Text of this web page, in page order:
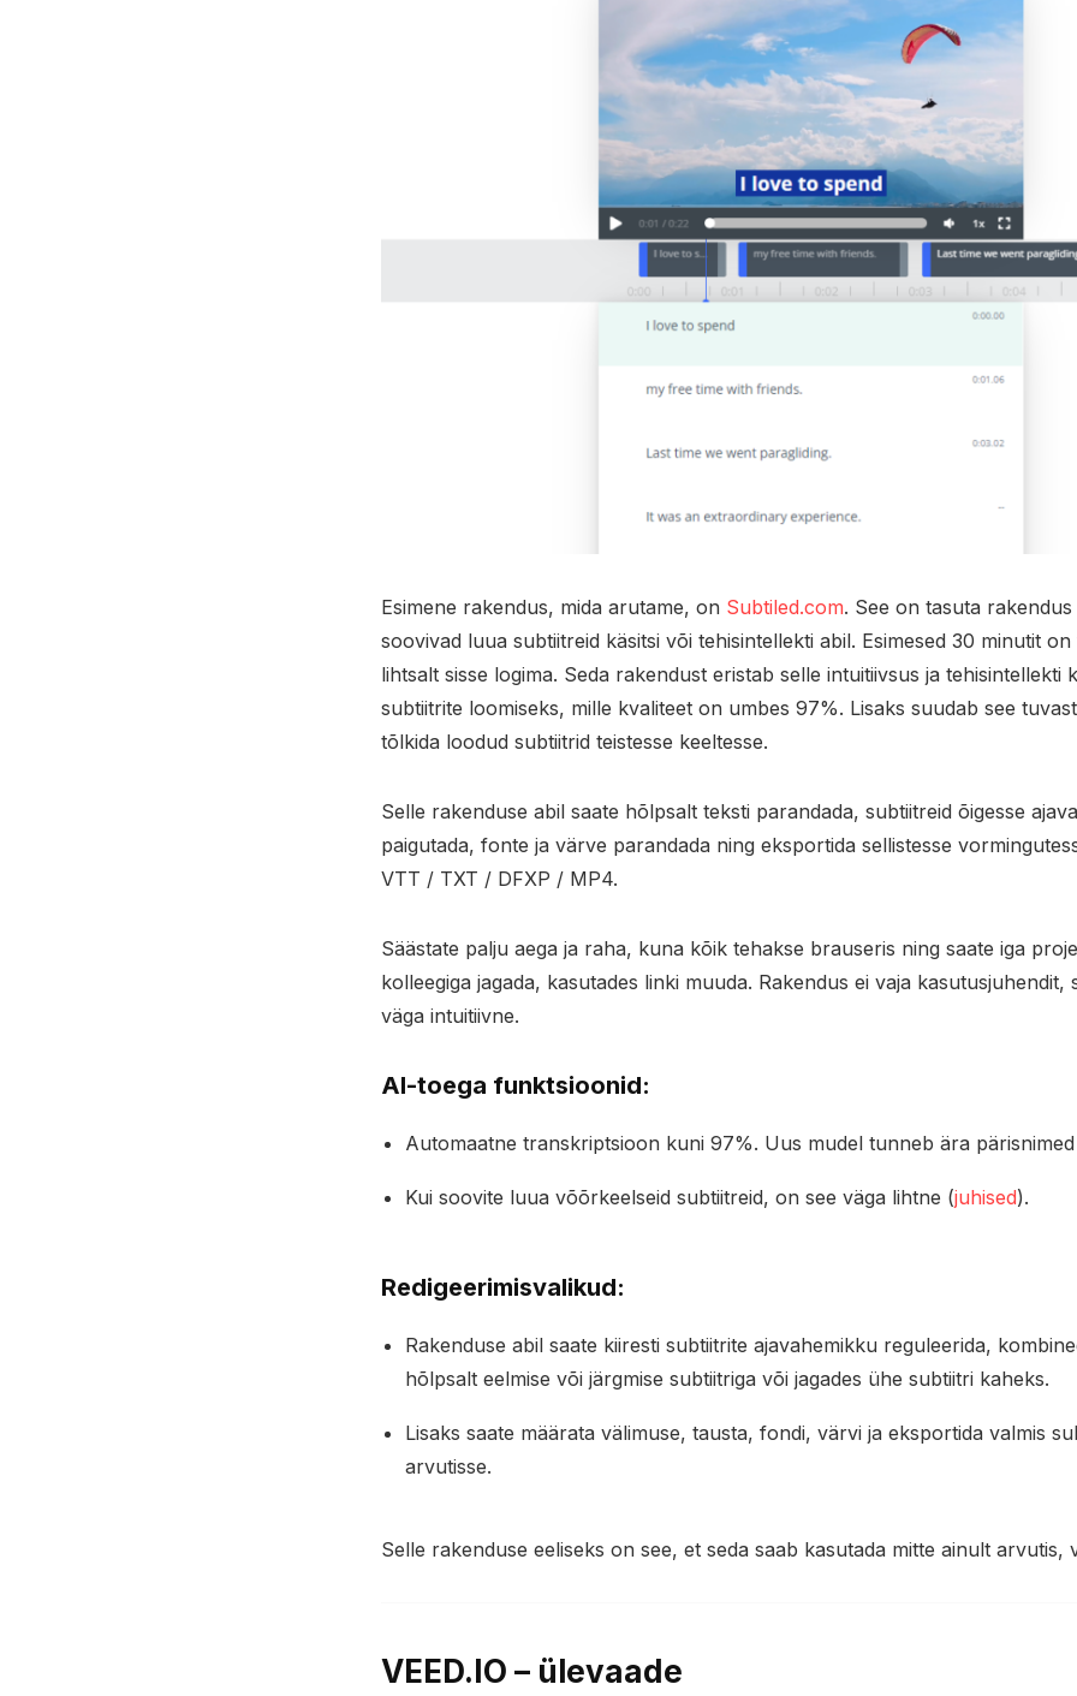
Esimene rakendus, mida arutame, on Subtiled.com. See on tasuta rakendus
soovivad luua subtiitreid käsitsi või tehisintellekti abil. Esimesed 30 minutit on
lihtsalt sisse logima. Seda rakendust eristab selle intuitiivsus ja tehisintellekti
subtiitrite loomiseks, mille kvaliteet on umbes 97%. Lisaks suudab see
tõlkida loodud subtiitrid teistesse keeltesse.
Selle rakenduse abil saate hõlpsalt teksti parandada, subtiitreid õigesse
paigutada, fonte ja värve parandada ning eksportida sellistesse
VTT / TXT / DFXP / MP4.
Säästate palju aega ja raha, kuna kõik tehakse brauseris ning saate iga
kolleegiga jagada, kasutades linki muuda. Rakendus ei vaja kasutusjuhendit,
väga intuitiivne.
AI-toega funktsioonid:
Automaatne transkriptsioon kuni 97%. Uus mudel tunneb ära
Kui soovite luua võõrkeelseid subtiitreid, on see väga lihtne (juhised).
Redigeerimisvalikud:
Rakenduse abil saate kiiresti subtiitrite ajavahemikku reguleerida,
hõlpsalt eelmise või järgmise subtiitriga või jagades ühe subtiitri kaheks.
Lisaks saate määrata välimuse, tausta, fondi, värvi ja eksportida valmis
arvutisse.
Selle rakenduse eeliseks on see, et seda saab kasutada mitte ainult arvutis,
VEED.IO – ülevaade